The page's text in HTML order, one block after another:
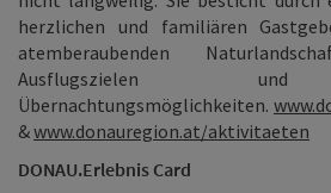
herzlichen und familiären
atemberaubenden
Ausflugszielen und
Übernachtungsmöglichkeiten.
&www.donauregion.at/aktivitaeten
DONAU.Erlebnis Card